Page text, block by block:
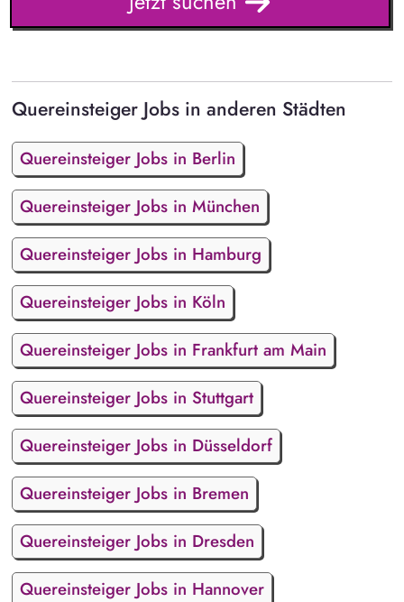
Quereinsteiger Jobs in anderen Städten
Quereinsteiger Jobs in Berlin
Quereinsteiger Jobs in München
Quereinsteiger Jobs in Hamburg
Quereinsteiger Jobs in Köln
Quereinsteiger Jobs in Frankfurt am Main
Quereinsteiger Jobs in Stuttgart
Quereinsteiger Jobs in Düsseldorf
Quereinsteiger Jobs in Bremen
Quereinsteiger Jobs in Dresden
Quereinsteiger Jobs in Hannover